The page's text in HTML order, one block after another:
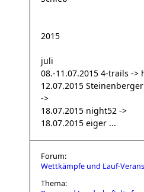
2015
juli
08.-11.07.2015 4-trails ->
12.07.2015
->
18.07.2015 night52 ->
18.07.2015 eiger ...
Forum:
Wettkämpfe und Lauf-
Thema: